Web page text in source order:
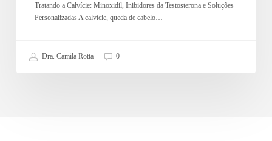
Tratando a Calvície: Minoxidil, Inibidores da Testosterona e Soluções
Personalizadas A calvície, queda de cabelo…
Dra. Camila Rotta 0